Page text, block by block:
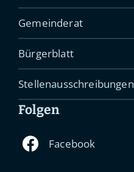
Gemeinderat
Bürgerblatt
Stellenausschreibungen
Folgen